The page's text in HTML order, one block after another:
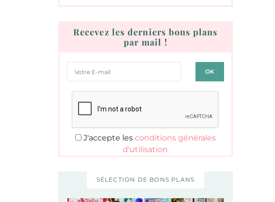
Recevez les derniers bons plans
par mail !
J'accepte les conditions générales
d'utilisation
SÉLECTION DE BONS PLANS